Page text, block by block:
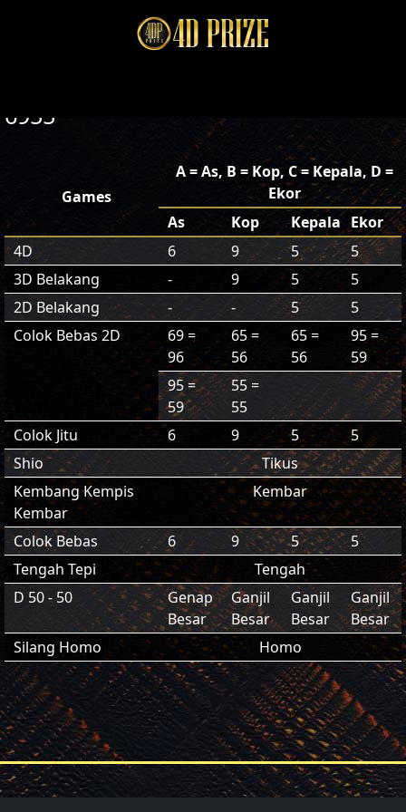
6955
Games
A = As, B = Kop, C = Kepala, D =
Ekor
As
Kop Kepala Ekor
4D
6 9 5
5
3D Belakang
- 9 5
5
2D Belakang
- - 5
5
Colok Bebas 2D
69 =
96
65 =
56
65 =
56
95 =
59
95 =
59
55 =
55
Colok Jitu
6 9 5
5
Shio
Tikus
Kembang Kempis
Kembar
Kembar
Colok Bebas 6 9 5
5
Tengah Tepi
Tengah
D 50 - 50
Genap
Besar
Ganjil
Besar
Ganjil
Besar
Ganjil
Besar
Silang Homo
Homo